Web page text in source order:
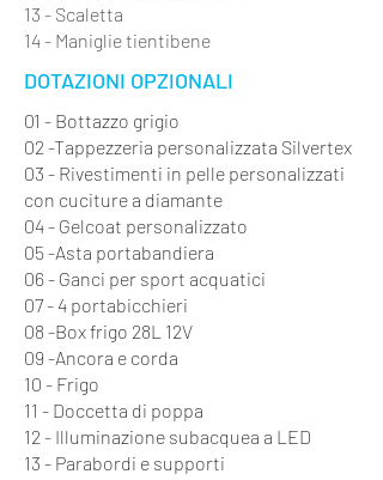
13 - Scaletta
14 - Maniglie tientibene
DOTAZIONI OPZIONALI
01 - Bottazzo grigio
02 -Tappezzeria personalizzata Silvertex
03 - Rivestimenti in pelle personalizzati
con cuciture a diamante
04 - Gelcoat personalizzato
05 -Asta portabandiera
06 - Ganci per sport acquatici
07 - 4 portabicchieri
08 -Box frigo 28L 12V
09 -Ancora e corda
10 - Frigo
11 - Doccetta di poppa
12 - Illuminazione subacquea a LED
13 - Parabordi e supporti